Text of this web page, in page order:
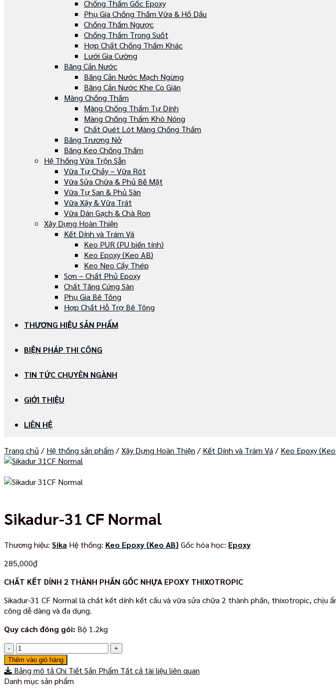
Chống Thấm Gốc Epoxy
Phụ Gia Chống Thấm Vữa & Hồ Dầu
Chống Thấm Ngược
Chống Thấm Trong Suốt
Hợp Chất Chống Thấm Khác
Lưới Gia Cường
Băng Cản Nước
Băng Cản Nước Mạch Ngừng
Băng Cản Nước Khe Co Giãn
Màng Chống Thấm
Màng Chống Thấm Tự Dính
Màng Chống Thấm Khò Nóng
Chất Quét Lót Màng Chống Thấm
Băng Trương Nở
Băng Keo Chống Thấm
Hệ Thống Vữa Trộn Sẵn
Vữa Tự Chảy – Vữa Rót
Vữa Sửa Chữa & Phủ Bề Mặt
Vữa Tự San & Phủ Sàn
Vữa Xây & Vữa Trát
Vữa Dán Gạch & Chà Ron
Xây Dựng Hoàn Thiện
Kết Dính và Trám Vá
Keo PUR (PU biến tính)
Keo Epoxy (Keo AB)
Keo Neo Cấy Thép
Sơn – Chất Phủ Epoxy
Chất Tăng Cứng Sàn
Phụ Gia Bê Tông
Hợp Chất Hỗ Trợ Bê Tông
THƯƠNG HIỆU SẢN PHẨM
BIỆN PHÁP THI CÔNG
TIN TỨC CHUYÊN NGÀNH
GIỚI THIỆU
LIÊN HỆ
Trang chủ / Hệ thống sản phẩm / Xây Dựng Hoàn Thiện / Kết Dính và Trám Vá / Keo Epoxy
Sikadur-31 CF Normal
Thương hiệu: Sika Hệ thống: Keo Epoxy (Keo AB) Gốc hóa học: Epoxy
285,000₫
CHẤT KẾT DÍNH 2 THÀNH PHẦN GỐC NHỰA EPOXY THIXOTROPIC
Sikadur-31 CF Normal là chất kết dính kết cấu và vữa sửa chữa 2 thành phần, thixotropic,
công dễ dàng và đa dụng.
Quy cách đóng gói: Bộ 1.2kg
Sikadur-
31
CF
Normal
Thêm vào giỏ hàng
Bảng mô tả Chi Tiết Sản Phẩm Tất cả tài liệu liên quan
Danh mục sản phẩm